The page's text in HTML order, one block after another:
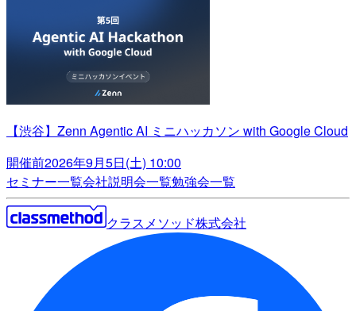
【渋谷】Zenn Agentic AI ミニハッカソン with Google Cloud
開催前2026年9月5日(土) 10:00
セミナー一覧会社説明会一覧勉強会一覧
クラスメソッド株式会社